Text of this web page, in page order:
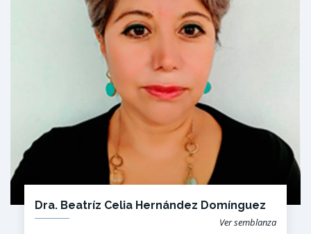
Dra. Beatríz Celia Hernández Domínguez
Ver semblanza